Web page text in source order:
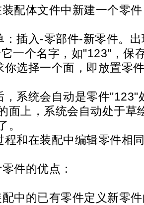
配体文件中新建一个零件
插入-零部件-新零件。出
一个名字，如"123"，保
选择一个面，即放置零
系统会自动是零件"123"
面上，系统会自动处于草
。
和在装配中编辑零件相
件的优点：
中的已有零件定义新零件